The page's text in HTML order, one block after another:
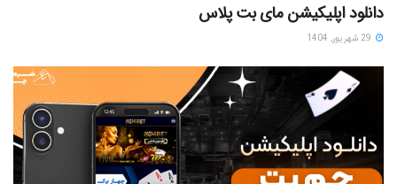
دانلود اپلیکیشن مای بت پلاس